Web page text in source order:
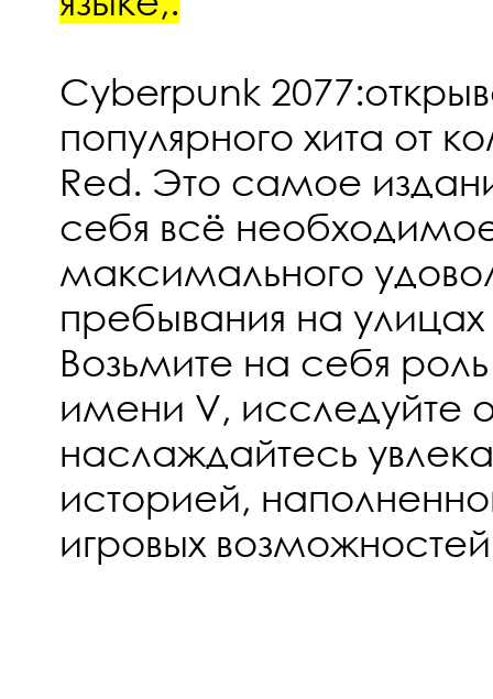
Cyberpunk
популярного хита от
Red. Это самое
себя всё
максимального
пребывания на
Возьмите на себя
имени V, исследуйте
наслаждайтесь
историей,
игровых